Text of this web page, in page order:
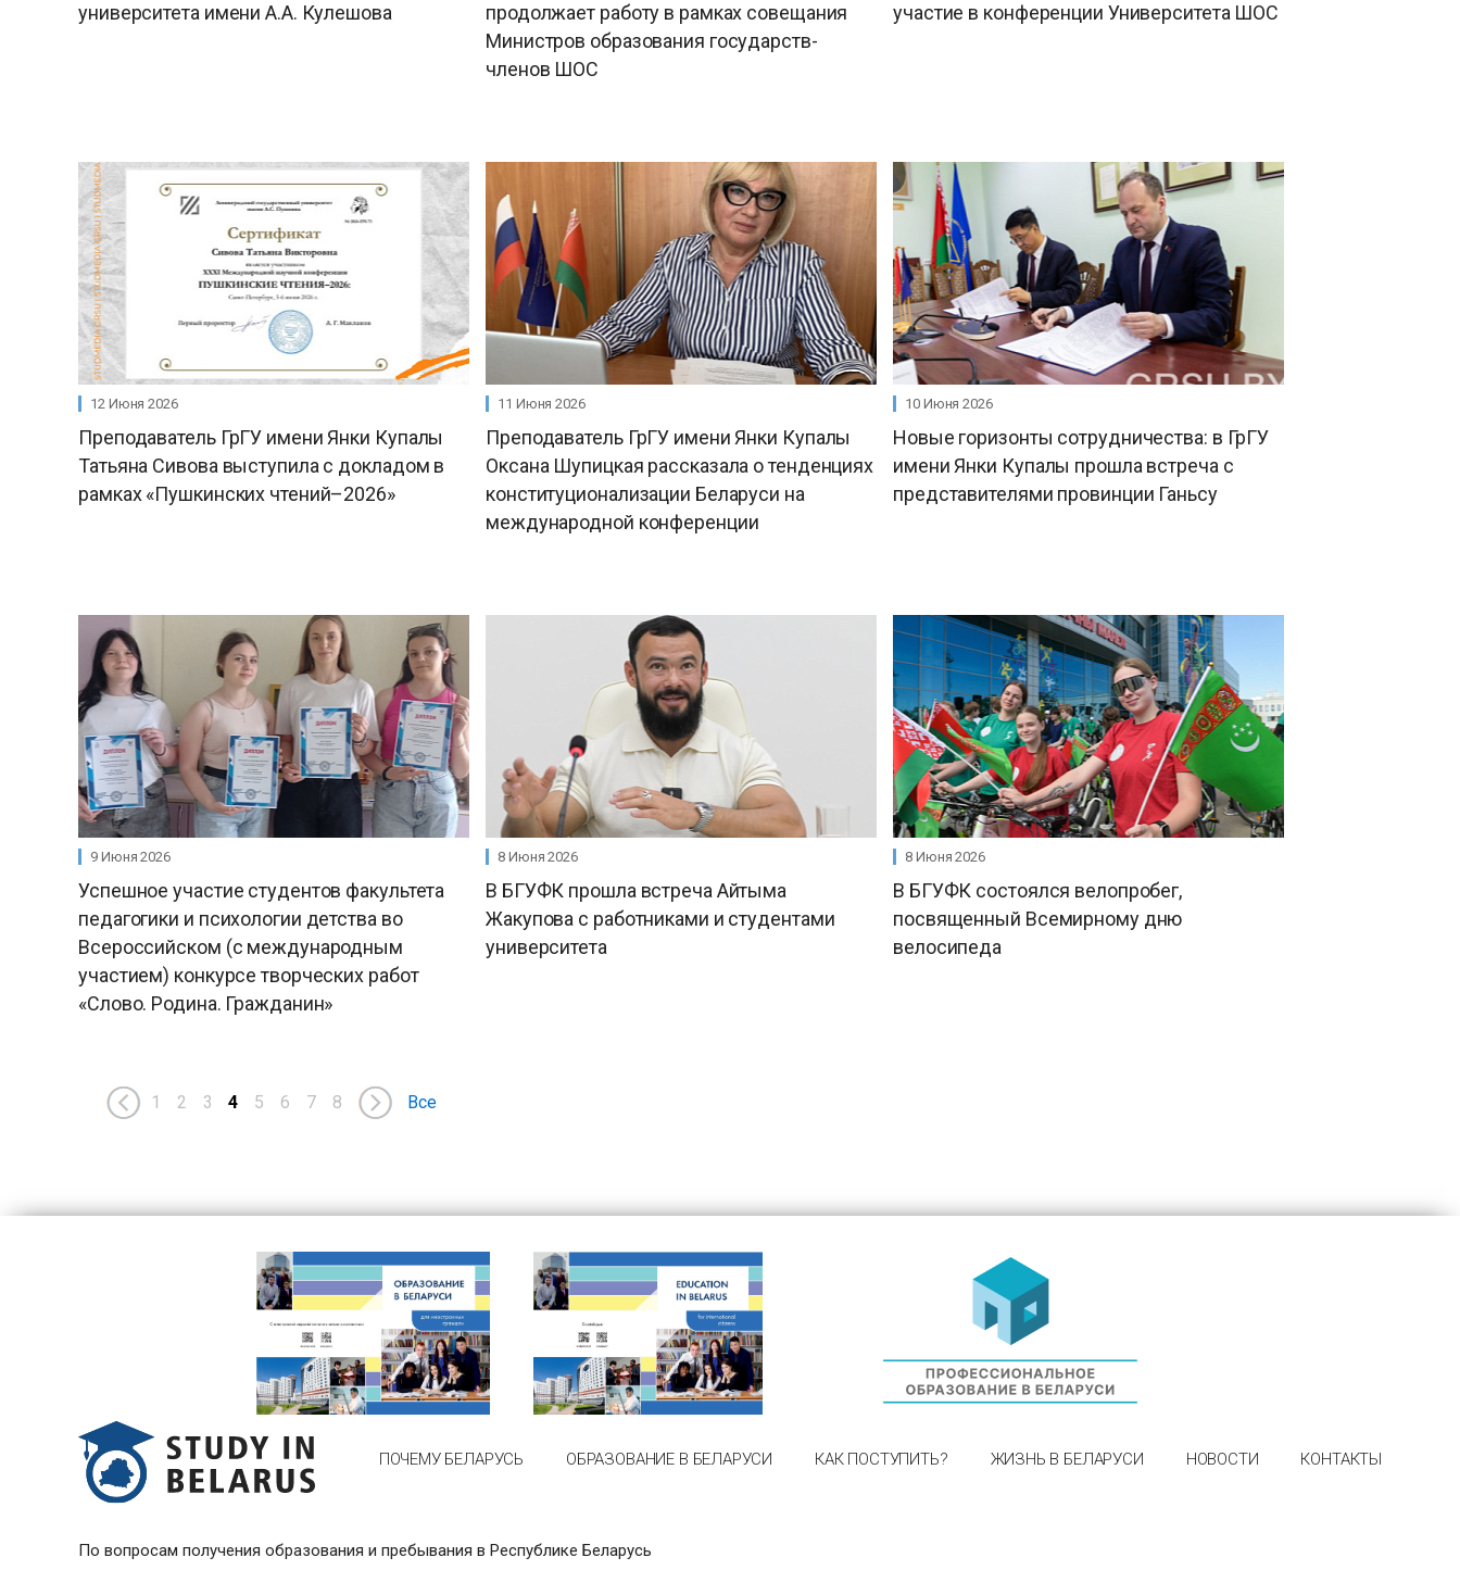
университета имени А.А. Кулешова
продолжает работу в рамках совещания
Министров образования государств-
членов ШОС
участие в конференции Университета ШОС
12 Июня 2026
Преподаватель ГрГУ имени Янки Купалы
Татьяна Сивова выступила с докладом в
рамках «Пушкинских чтений–2026»
11 Июня 2026
Преподаватель ГрГУ имени Янки Купалы
Оксана Шупицкая рассказала о тенденциях
конституционализации Беларуси на
международной конференции
10 Июня 2026
Новые горизонты сотрудничества: в ГрГУ
имени Янки Купалы прошла встреча с
представителями провинции Ганьсу
9 Июня 2026
Успешное участие студентов факультета
педагогики и психологии детства во
Всероссийском (с международным
участием) конкурсе творческих работ
«Слово. Родина. Гражданин»
8 Июня 2026
В БГУФК прошла встреча Айтыма
Жакупова с работниками и студентами
университета
8 Июня 2026
В БГУФК состоялся велопробег,
посвященный Всемирному дню
велосипеда
1 2 3 4 5 6 7 8 Все
ПОЧЕМУ БЕЛАРУСЬ ОБРАЗОВАНИЕ В БЕЛАРУСИ КАК ПОСТУПИТЬ? ЖИЗНЬ В БЕЛАРУСИ НОВОСТИ КОНТАКТЫ
По вопросам получения образования и пребывания в Республике Беларусь